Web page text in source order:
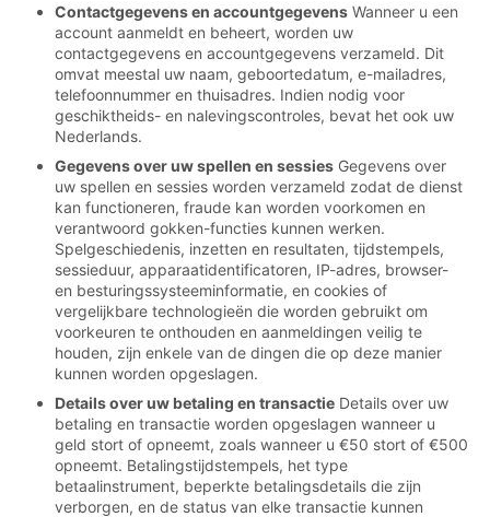
Contactgegevens en accountgegevens Wanneer u een
account aanmeldt en beheert, worden uw
contactgegevens en accountgegevens verzameld. Dit
omvat meestal uw naam, geboortedatum, e-mailadres,
telefoonnummer en thuisadres. Indien nodig voor
geschiktheids- en nalevingscontroles, bevat het ook uw
Nederlands.
Gegevens over uw spellen en sessies Gegevens over
uw spellen en sessies worden verzameld zodat de dienst
kan functioneren, fraude kan worden voorkomen en
verantwoord gokken-functies kunnen werken.
Spelgeschiedenis, inzetten en resultaten, tijdstempels,
sessieduur, apparaatidentificatoren, IP-adres, browser-
en besturingssysteeminformatie, en cookies of
vergelijkbare technologieën die worden gebruikt om
voorkeuren te onthouden en aanmeldingen veilig te
houden, zijn enkele van de dingen die op deze manier
kunnen worden opgeslagen.
Details over uw betaling en transactie Details over uw
betaling en transactie worden opgeslagen wanneer u
geld stort of opneemt, zoals wanneer u €50 stort of €500
opneemt. Betalingstijdstempels, het type
betaalinstrument, beperkte betalingsdetails die zijn
verborgen, en de status van elke transactie kunnen